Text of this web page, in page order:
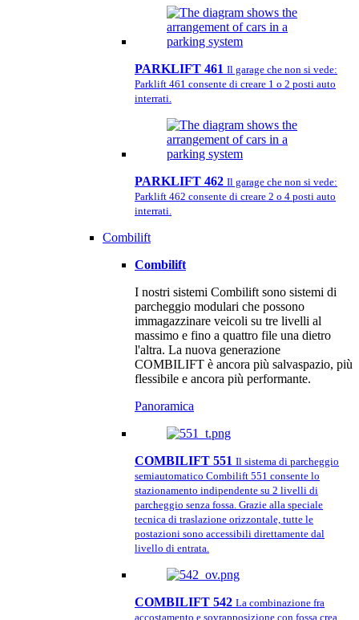
PARKLIFT 461 Il garage che non si vede:
Parklift 461 consente di creare 1 o 2 posti auto
interrati.
PARKLIFT 462 Il garage che non si vede:
Parklift 462 consente di creare 2 o 4 posti auto
interrati.
Combilift
Combilift
I nostri sistemi Combilift sono sistemi di
parcheggio modulari che possono
immagazzinare veicoli su tre livelli al
massimo e fino a quattro file una dietro
l'altra. La nuova generazione
COMBILIFT è ancora più salvaspazio, più
flessibile e ancora più performante.
Panoramica
COMBILIFT 551 Il sistema di parcheggio
semiautomatico Combilift 551 consente lo
stazionamento indipendente su 2 livelli di
parcheggio senza fossa. Grazie alla speciale
tecnica di traslazione orizzontale, tutte le
postazioni sono accessibili direttamente dal
livello di entrata.
COMBILIFT 542 La combinazione fra
accostamento e sovrapposizione con fossa crea